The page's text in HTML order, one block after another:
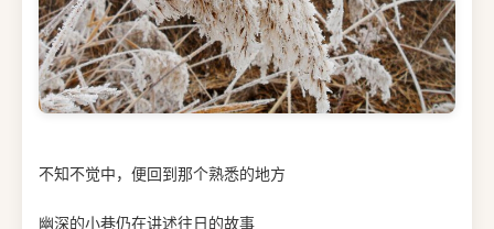
不知不觉中，便回到那个熟悉的地方
幽深的小巷仍在讲述往日的故事